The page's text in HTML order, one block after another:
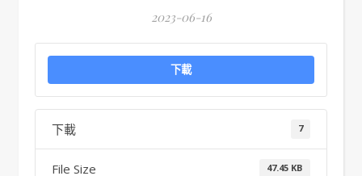
2023-06-16
下載
下載 7
File Size 47.45 KB